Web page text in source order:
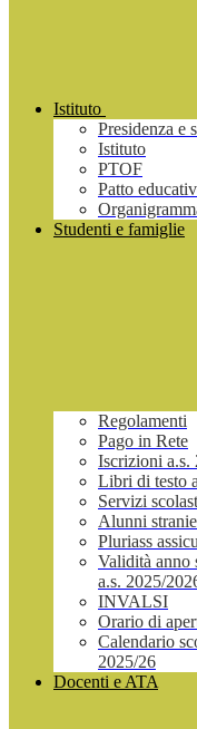
Istituto
Presidenza e
Istituto
PTOF
Patto
Studenti e famiglie
Regolamenti
Pago in Rete
Iscrizioni a.s.
Libri di testo
Servizi
Alunni
Pluriass
Validità anno
a.s. 2025/
INVALSI
Orario di
Calendario
2025/26
Docenti e ATA